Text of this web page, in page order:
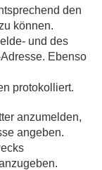
den
können.
und des
Ebenso
protokolliert.
anzumelden,
angeben.